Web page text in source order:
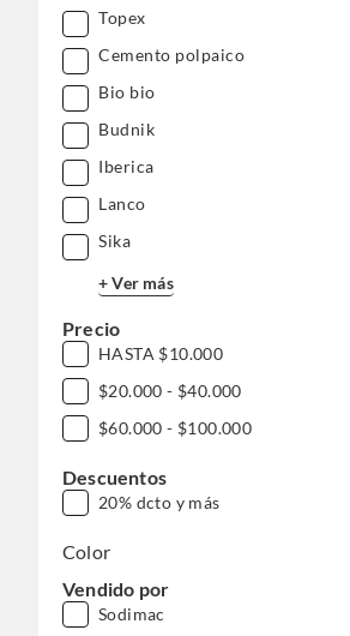
Topex
Cemento polpaico
Bio bio
Budnik
Iberica
Lanco
Sika
+ Ver más
Precio
HASTA $10.000
$20.000 - $40.000
$60.000 - $100.000
Descuentos
20% dcto y más
Color
Vendido por
Sodimac